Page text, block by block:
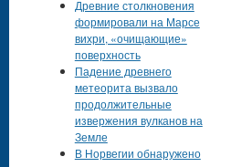
Древние столкновения
формировали на Марсе
вихри, «очищающие»
поверхность
Падение древнего
метеорита вызвало
продолжительные
извержения вулканов на
Земле
В Норвегии обнаружено